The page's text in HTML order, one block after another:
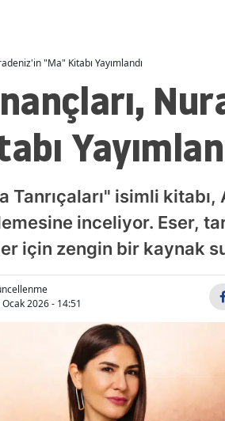
"Ma" Kitabı Yayımlandı
isimli kitabı,
inceliyor. Eser,
için zengin bir kaynak
Ocak 2026 - 14:51